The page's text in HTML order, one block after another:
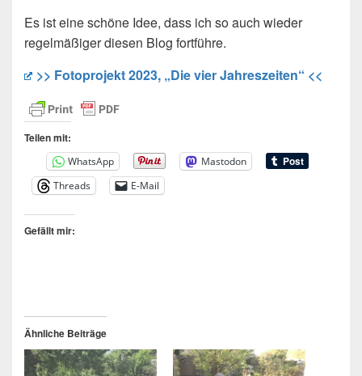
Es ist eine schöne Idee, dass ich so auch wieder
regelmäßiger diesen Blog fortführe.
>> Fotoprojekt 2023, „Die vier Jahreszeiten“ <<
Teilen mit:
WhatsApp
Mastodon
Threads
E-Mail
Gefällt mir:
Ähnliche Beiträge